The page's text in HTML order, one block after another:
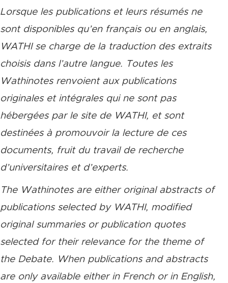
Lorsque les publications et leurs résumés ne
sont disponibles qu’en français ou en anglais,
WATHI se charge de la traduction des extraits
choisis dans l’autre langue. Toutes les
Wathinotes renvoient aux publications
originales et intégrales qui ne sont pas
hébergées par le site de WATHI, et sont
destinées à promouvoir la lecture de ces
documents, fruit du travail de recherche
d’universitaires et d’experts.
The Wathinotes are either original abstracts of
publications selected by WATHI, modified
original summaries or publication quotes
selected for their relevance for the theme of
the Debate. When publications and abstracts
are only available either in French or in English,